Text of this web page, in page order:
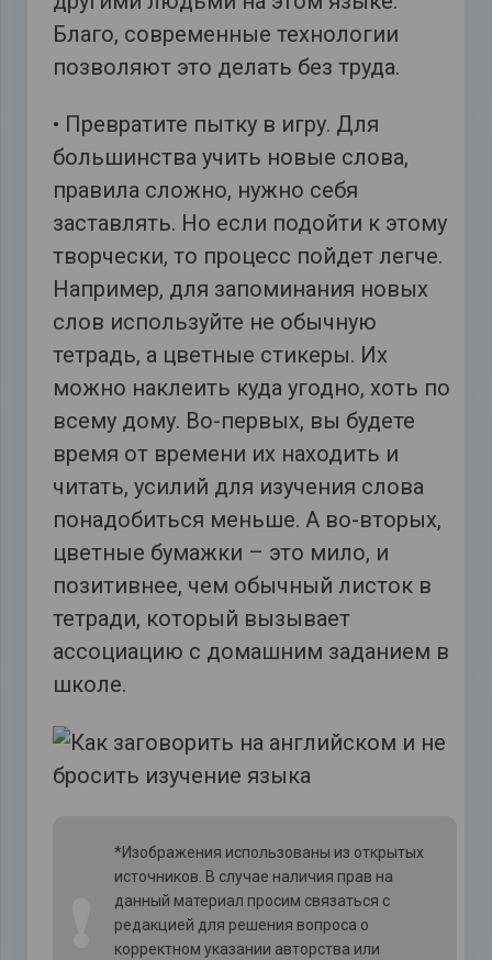
Благо, современные технологии
позволяют это делать без труда.
• Превратите пытку в игру. Для
большинства учить новые слова,
правила сложно, нужно себя
заставлять. Но если подойти к этому
творчески, то процесс пойдет легче.
Например, для запоминания новых
слов используйте не обычную
тетрадь, а цветные стикеры. Их
можно наклеить куда угодно, хоть по
всему дому. Во-первых, вы будете
время от времени их находить и
читать, усилий для изучения слова
понадобиться меньше. А во-вторых,
цветные бумажки – это мило, и
позитивнее, чем обычный листок в
тетради, который вызывает
ассоциацию с домашним заданием в
школе.
*Изображения использованы из открытых
источников. В случае наличия прав на
данный материал просим связаться с
редакцией для решения вопроса о
корректном указании авторства или